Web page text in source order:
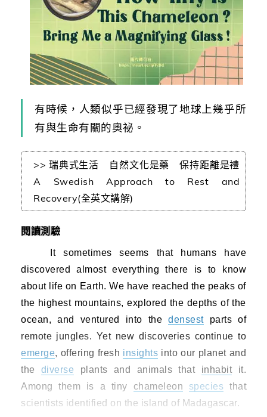
有時候，人類似乎已經發現了地球上幾乎所
有與生命有關的奧祕。
>> 瑞典式生活 自然文化是藥 保持距離是禮
A Swedish Approach to Rest and
Recovery(全英文講解)
閱讀測驗
It sometimes seems that humans have
discovered almost everything there is to know
about life on Earth. We have reached the peaks of
the highest mountains, explored the depths of the
ocean, and ventured into the densestparts of
remote jungles. Yet new discoveries continue to
emerge, offering fresh insights into our planet and
the diverse plants and animals that inhabitit.
Among them is a tiny chameleon species that
scientists identified on the island of Madagascar.